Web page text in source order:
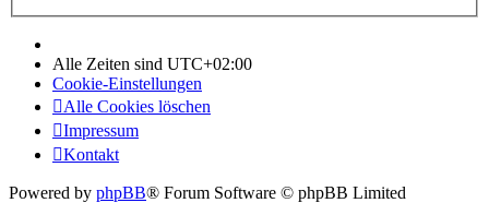
Alle Zeiten sind UTC+02:00
Cookie-Einstellungen
Alle Cookies löschen
Impressum
Kontakt
Powered by phpBB® Forum Software © phpBB Limited